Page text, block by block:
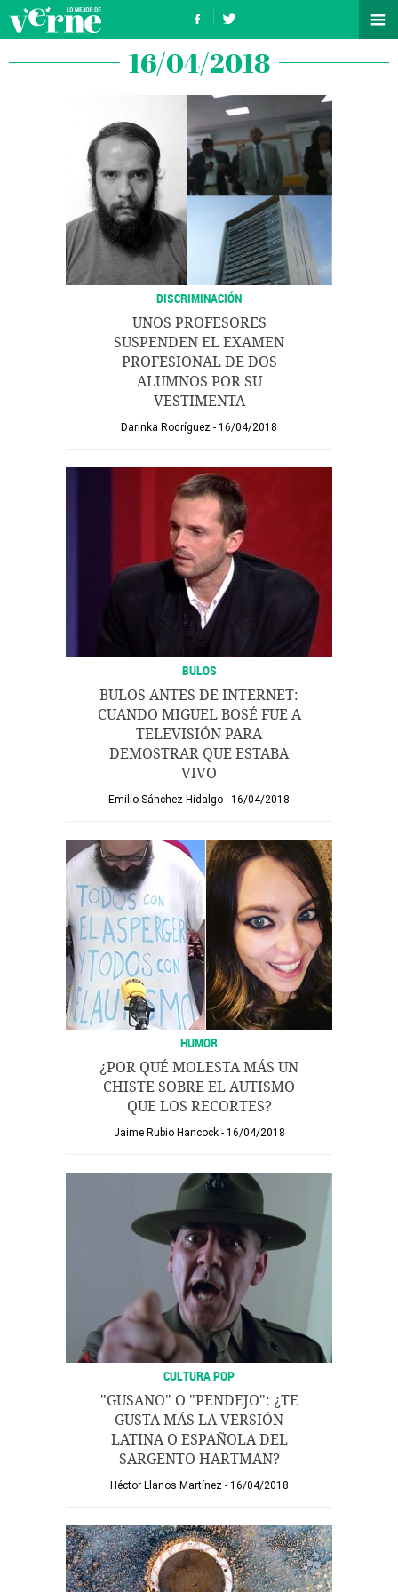
16/04/2018
DISCRIMINACIÓN
UNOS PROFESORES
SUSPENDEN EL EXAMEN
PROFESIONAL DE DOS
ALUMNOS POR SU
VESTIMENTA
Darinka Rodríguez 16/04/2018
BULOS
BULOS ANTES DE INTERNET:
CUANDO MIGUEL BOSÉ FUE A
TELEVISIÓN PARA
DEMOSTRAR QUE ESTABA
VIVO
Emilio Sánchez Hidalgo 16/04/2018
HUMOR
¿POR QUÉ MOLESTA MÁS UN
CHISTE SOBRE EL AUTISMO
QUE LOS RECORTES?
Jaime Rubio Hancock 16/04/2018
CULTURA POP
"GUSANO" O "PENDEJO": ¿TE
GUSTA MÁS LA VERSIÓN
LATINA O ESPAÑOLA DEL
SARGENTO HARTMAN?
Héctor Llanos Martínez 16/04/2018